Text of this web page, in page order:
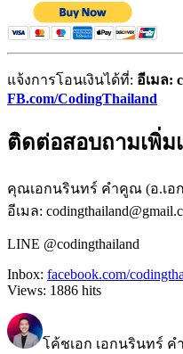
แจ้งการโอนเงินได้ที่: อีเมล:
FB.com/CodingThailand
ติดต่อสอบถามเพิ่ม
คุณเอกนรินทร์ คำคูณ (อ.เอ
อีเมล:
LINE @codingthailand
Inbox: facebook.com/
Views: 1886 hits
โค้ชเอก เอกนรินทร์